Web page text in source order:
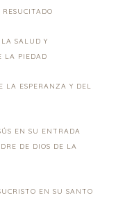
SALUD Y
LA PIEDAD
LA ESPERANZA Y DEL
EN SU ENTRADA
DE DIOS DE LA
EN SU SANTO